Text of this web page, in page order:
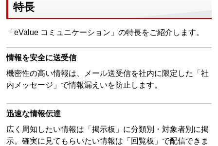
特長
「eValue コミュニケーション」の特長をご紹介します。
情報を安全に送受信
機密性の高い情報は、メール送受信を社内に限定した「社
内メッセージ」で情報漏えいを防止します。
迅速な情報伝達
広く周知したい情報は「掲示板」に分類別・対象者別に掲
示。確実に見てもらいたい情報は「回覧板」で配信できま